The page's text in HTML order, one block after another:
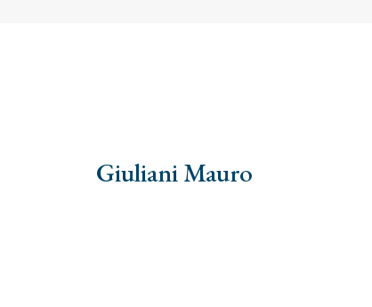
Giuliani Mauro